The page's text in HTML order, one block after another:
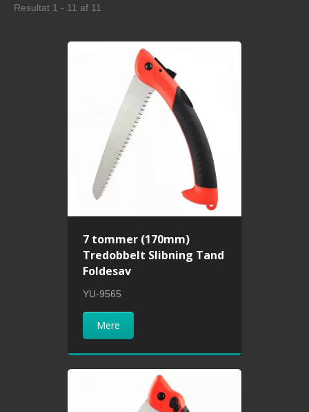
Resultat 1 - 11 af 11
7 tommer (170mm)
Tredobbelt Slibning Tand
Foldesav
YU-9565
Mere